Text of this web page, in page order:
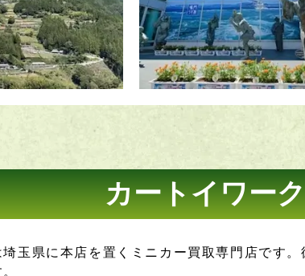
カートイワー
玉県に本店を置くミニカー買取専門店です